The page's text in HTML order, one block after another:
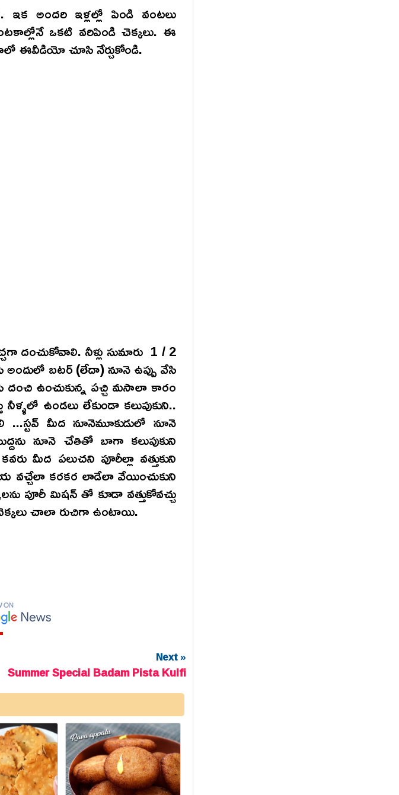
ఇక అందరి ఇళ్లల్లో పిండి వంటలు
ఒకటి వరిపిండి చెక్కలు. ఈ
ఈవీడియో చూసి నేర్చుకోండి.
దంచుకోవాలి. నీళ్లు సుమారు 1 / 2
అందులో బటర్ (లేదా) నూనె ఉప్పు వేసి
దంచి ఉంచుకున్న పచ్చి మసాలా కారం
ఉండలు లేకుండా కలుపుకుని..
...స్టవ్ మీద నూనెమూకుడులో నూనె
నూనె చేతితో బాగా కలుపుకుని
మీద పలుచని పూరీల్లా వత్తుకుని
కరకర లాడేలా వేయించుకుని
పూరీ మిషన్ తో కూడా వత్తుకోవచ్చు
చాలా రుచిగా ఉంటాయి.
Next »
Summer Special Badam Pista Kulfi